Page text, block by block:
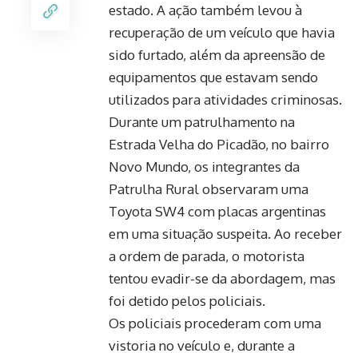
estado. A ação também levou à
recuperação de um veículo que havia
sido furtado, além da apreensão de
equipamentos que estavam sendo
utilizados para atividades criminosas.
Durante um patrulhamento na
Estrada Velha do Picadão, no bairro
Novo Mundo, os integrantes da
Patrulha Rural observaram uma
Toyota SW4 com placas argentinas
em uma situação suspeita. Ao receber
a ordem de parada, o motorista
tentou evadir-se da abordagem, mas
foi detido pelos policiais.
Os policiais procederam com uma
vistoria no veículo e, durante a